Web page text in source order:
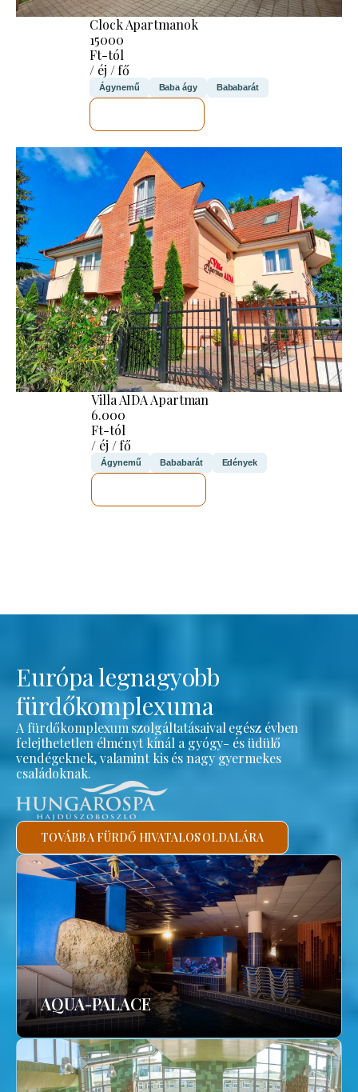
Clock Apartmanok
15000
Ft-tól
/ éj / fő
Ágynemű Baba ágy Bababarát
Villa AIDA Apartman
6.000
Ft-tól
/ éj / fő
Ágynemű Bababarát Edények
Európa legnagyobb
fürdőkomplexuma
A fürdőkomplexum szolgáltatásaival egész évben
felejthetetlen élményt kínál a gyógy- és üdülő
vendégeknek, valamint kis és nagy gyermekes
családoknak.
TOVÁBB A FÜRDŐ HIVATALOS OLDALÁRA
AQUA-PALACE